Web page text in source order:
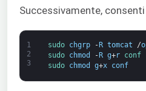
Successivamente,
1
2
3
sudo chgrp - R tomcat /
sudo chmod -R g+r
conf
sudo chmod g+x conf